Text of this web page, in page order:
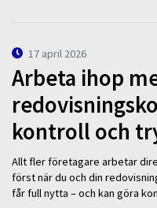
17 april 2026
Arbeta ihop
kontroll och
Allt fler företagare arbetar
först när du och din
får full nytta – och kan göra